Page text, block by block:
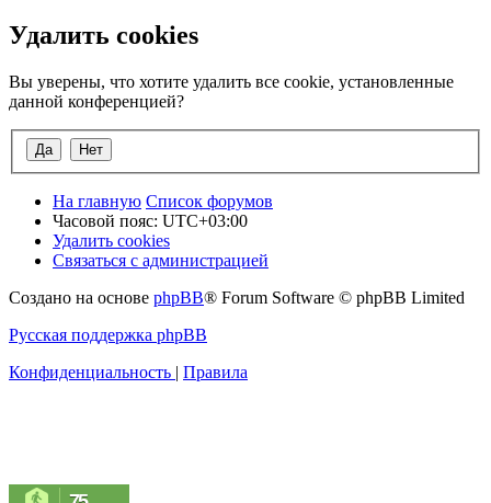
Удалить cookies
Вы уверены, что хотите удалить все cookie, установленные
данной конференцией?
На главную Список форумов
Часовой пояс: UTC+03:00
Удалить cookies
Связаться с администрацией
Создано на основе phpBB® Forum Software © phpBB Limited
Русская поддержка phpBB
Конфиденциальность | Правила